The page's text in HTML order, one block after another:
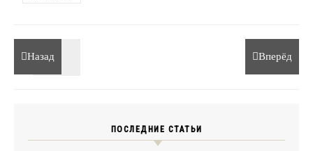
Назад Вперёд
ПОСЛЕДНИЕ СТАТЬИ